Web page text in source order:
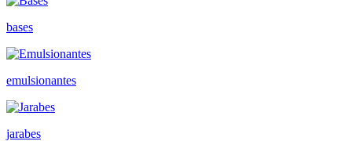
bases
emulsionantes
jarabes